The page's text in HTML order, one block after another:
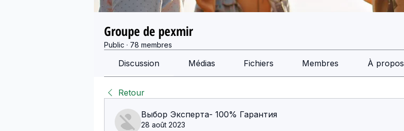
Groupe de pexmir
Public · 78 membres
Discussion Médias Fichiers Membres À propos
Retour
Выбор Эксперта- 100% Гарантия
28 août 2023